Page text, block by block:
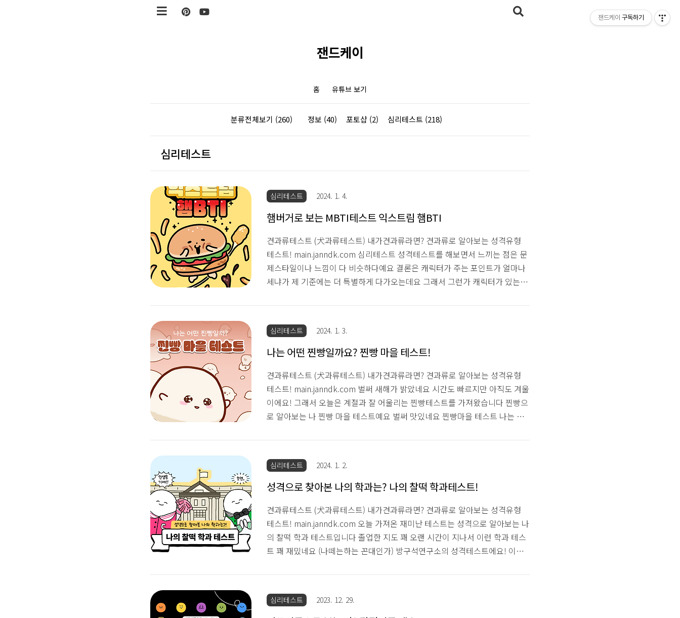
잰드케이
홈 유튜브 보기
분류전체보기 (260) 정보 (40) 포토샵 (2) 심리테스트 (218)
심리테스트
심리테스트 2024. 1. 4.
햄버거로 보는 MBTI테스트 익스트림 햄BTI
견과류테스트 (犬과류테스트) 내가견과류라면? 견과류로 알아보는 성격유형
테스트! main.janndk.com 심리테스트 성격테스트를 해보면서 느끼는 점은 문
제스타일이나 느낌이 다 비슷하다예요 결론은 캐릭터가 주는 포인트가 얼마나
세냐가 제 기준에는 더 특별하게 다가오는데요 그래서 그런가 캐릭터가 있는 테
에 추천해 주는 버거도 눈여겨볼만함! 익스트림 햄BTI 햄버거로 보는 내 MBTI
는? poomang.com 익스트림 햄 BTI는 햄버거와 관련된 질문 총 12개로 구성
미니심리테스트다 보니 가볍고 간단하게 해 보기 좋습니다 언뜻 햄버거 취향도
심리테스트 2024. 1. 3.
나는 어떤 찐빵일까요? 찐빵 마을 테스트!
견과류테스트 (犬과류테스트) 내가견과류라면? 견과류로 알아보는 성격유형
테스트! main.janndk.com 벌써 새해가 밝았네요 시간도 빠르지만 아직도 겨울
이에요! 그래서 오늘은 계절과 잘 어울리는 찐빵테스트를 가져왔습니다 찐빵으
로 알아보는 나 찐빵 마을 테스트예요 벌써 맛있네요 찐빵마을 테스트 나는 어
릭터나 상황이 귀엽네요 뭔가 이런 테스트도 많이 하다 보니 비슷한 느낌의 상
황과 답이 많은 거 같아요 묘하게 F와 T / N와 S를 나누는 듯한? 그렇게 나온 잰
드케이의 결과는 찐빵 쪄지는 중... '솜사탕 나눠먹자고 해볼까...?' 솜사탕맛 찐
심리테스트 2024. 1. 2.
성격으로 찾아본 나의 학과는? 나의 찰떡 학과테스트!
견과류테스트 (犬과류테스트) 내가견과류라면? 견과류로 알아보는 성격유형
테스트! main.janndk.com 오늘 가져온 재미난 테스트는 성격으로 알아보는 나
의 찰떡 학과 테스트입니다 졸업한 지도 꽤 오랜 시간이 지나서 이런 학과 테스
트 꽤 재밌네요 (나떼는하는 꼰대인가) 방구석연구소의 성격테스트에요! 이번
공격은 방어" 흐릿한 존재감이지만 어디에든 존재하고 화나 있는 친구를 빠르
게 진정시켜 주는 신비한 기술능력 친구의 친구역할이라네요 주로 혼자 있는 걸
심리테스트 2023. 12. 29.
잰드케이 구독하기